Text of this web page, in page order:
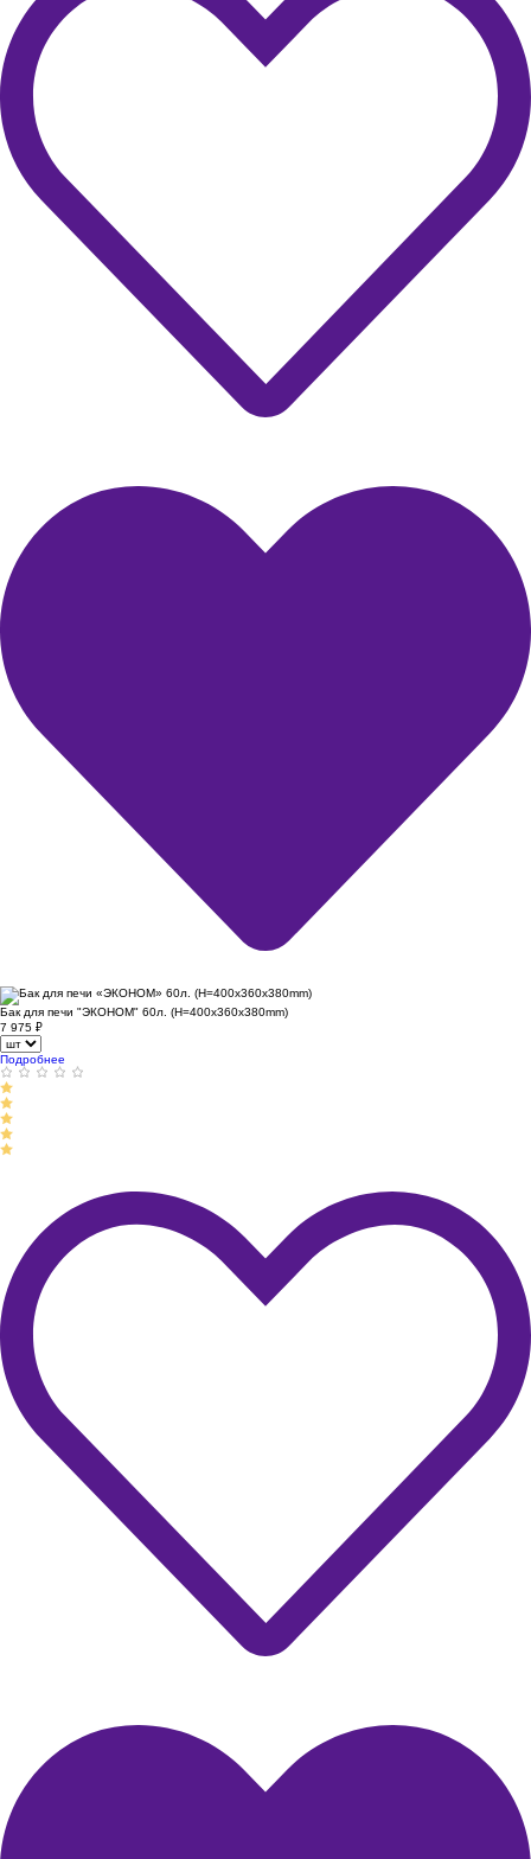
Бак для печи "ЭКОНОМ" 60л. (H=400x360x380mm)
7 975 ₽
Подробнее